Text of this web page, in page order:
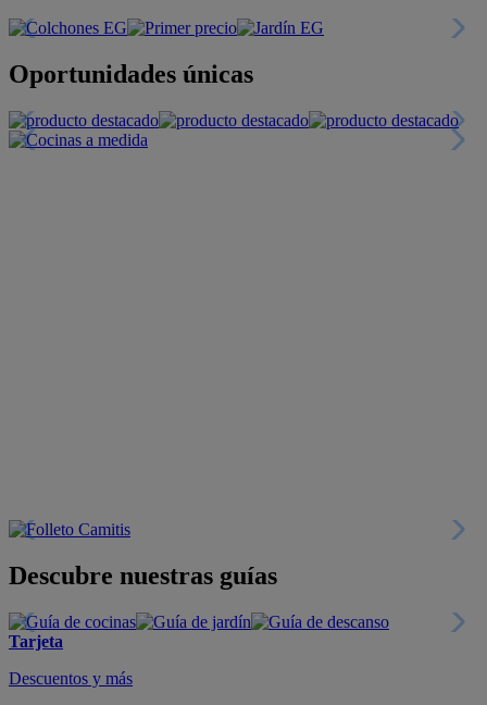
Oportunidades únicas
Descubre nuestras guías
Tarjeta
Descuentos y más